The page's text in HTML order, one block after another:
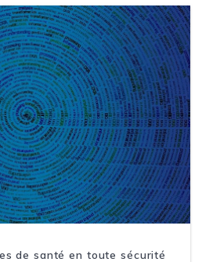
de santé en toute sécurité